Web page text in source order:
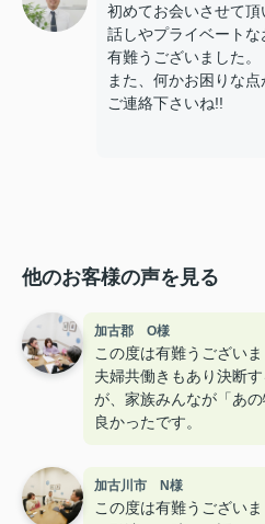
初めてお会いさせて
話しやプライベート
有難うございました。
また、何かお困りな
ご連絡下さいね!!
他のお客様の声を見る
加古郡 O様
この度は有難うございま
夫婦共働きもあり決断
が、家族みんなが「あ
良かったです。
加古川市 N様
この度は有難うございま